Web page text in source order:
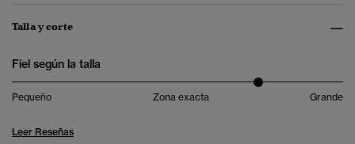
Talla y corte
Fiel según la talla
Pequeño Zona exacta Grande
Leer Reseñas